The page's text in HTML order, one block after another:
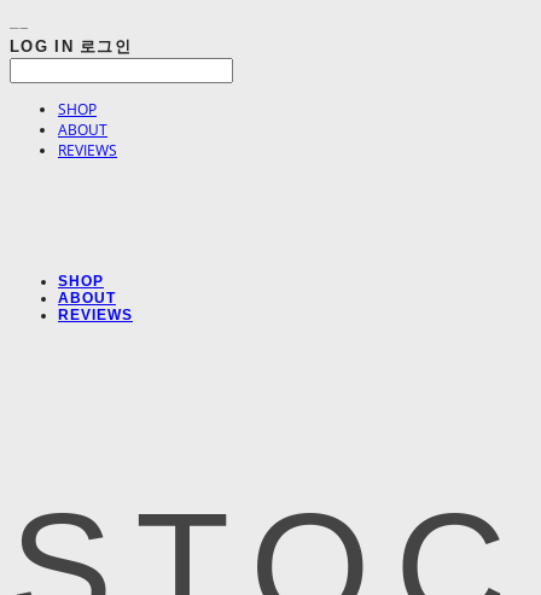
LOG IN 로그인
SHOP
ABOUT
REVIEWS
SHOP
ABOUT
REVIEWS